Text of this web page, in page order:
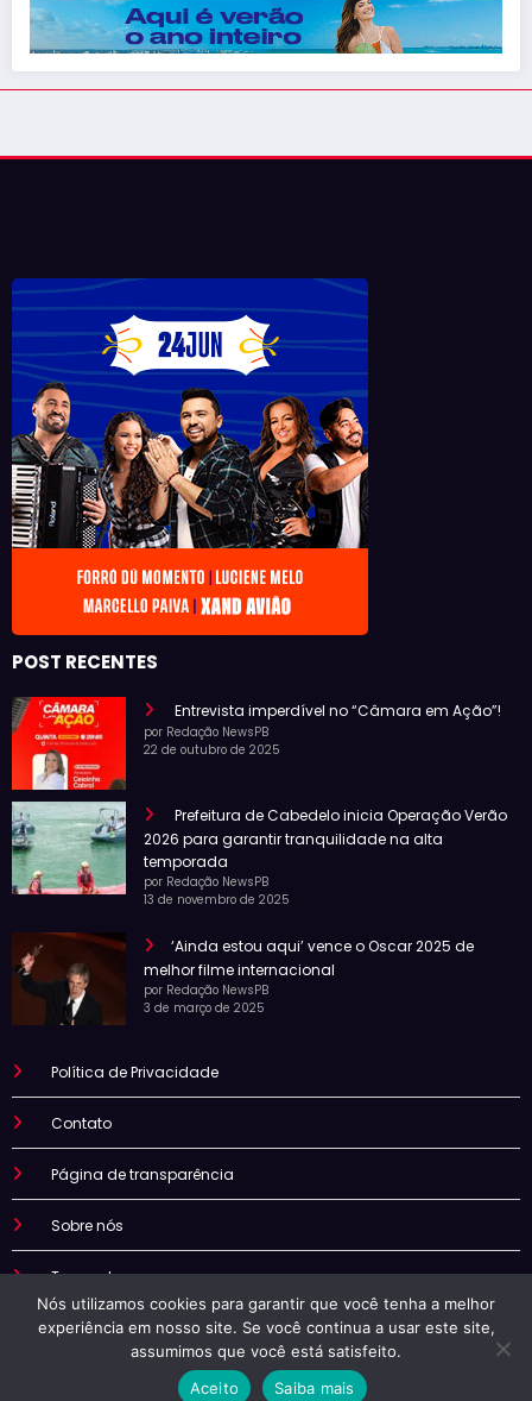
POST RECENTES
Entrevista imperdível no “Câmara em Ação”!
por Redação NewsPB
22 de outubro de 2025
Prefeitura de Cabedelo inicia Operação Verão
2026 para garantir tranquilidade na alta
temporada
por Redação NewsPB
13 de novembro de 2025
‘Ainda estou aqui’ vence o Oscar 2025 de
melhor filme internacional
por Redação NewsPB
3 de março de 2025
Política de Privacidade
Contato
Página de transparência
Sobre nós
Termo de uso
Newspb | Powered BySpiceThemes
Nós utilizamos cookies para garantir que você tenha a melhor
experiência em nosso site. Se você continua a usar este site,
assumimos que você está satisfeito.
Aceito
Saiba mais